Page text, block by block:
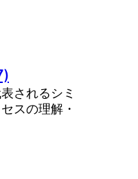
されるシミ
スの理解・